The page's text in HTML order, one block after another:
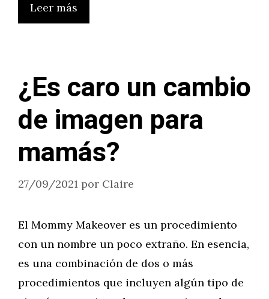
Leer más
¿Es caro un cambio
de imagen para
mamás?
27/09/2021 por Claire
El Mommy Makeover es un procedimiento
con un nombre un poco extraño. En esencia,
es una combinación de dos o más
procedimientos que incluyen algún tipo de